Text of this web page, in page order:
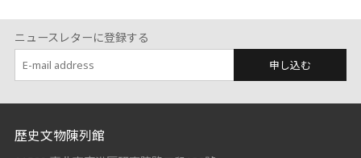
ニュースレターに登録する
申し込む
:::
歷史文物陳列館